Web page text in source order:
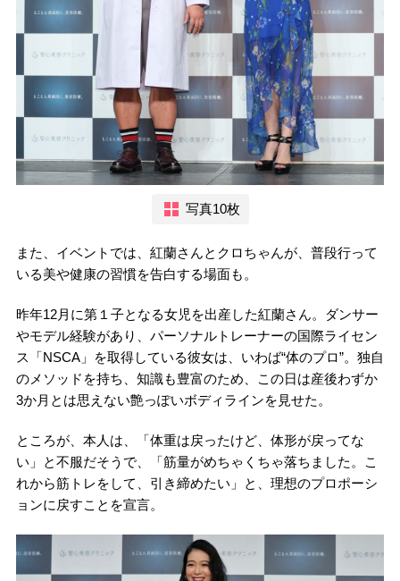
写真10枚
また、イベントでは、紅蘭さんとクロちゃんが、普段行って
いる美や健康の習慣を告白する場面も。
昨年12月に第１子となる女児を出産した紅蘭さん。ダンサー
やモデル経験があり、パーソナルトレーナーの国際ライセン
ス「NSCA」を取得している彼女は、いわば“体のプロ”。独自
のメソッドを持ち、知識も豊富のため、この日は産後わずか
3か月とは思えない艶っぽいボディラインを見せた。
ところが、本人は、「体重は戻ったけど、体形が戻ってな
い」と不服だそうで、「筋量がめちゃくちゃ落ちました。こ
れから筋トレをして、引き締めたい」と、理想のプロポーシ
ョンに戻すことを宣言。